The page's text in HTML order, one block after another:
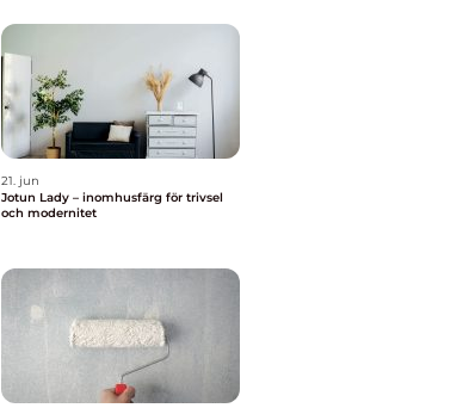
21. jun
Jotun Lady – inomhusfärg för trivsel
och modernitet